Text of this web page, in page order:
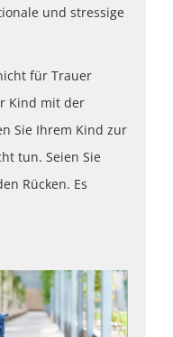
und stressige
für Trauer
Kind mit der
Sie Ihrem Kind zur
tun. Seien Sie
Rücken. Es